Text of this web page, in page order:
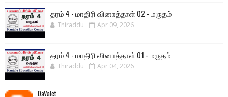
தரம் 4 - மாதிரி வினாத்தாள் 02 - மருதம்
Thiraddu Apr 09, 2026
தரம் 4 - மாதிரி வினாத்தாள் 01 - மருதம்
Thiraddu Apr 04, 2026
DaValet